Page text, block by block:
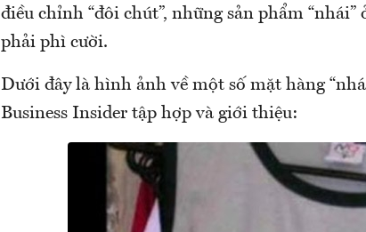
điều chỉnh “đôi chút”, những sản phẩm
phải phì cười.
Dưới đây là hình ảnh về một số mặt hàng
Business Insider tập hợp và giới thiệu: